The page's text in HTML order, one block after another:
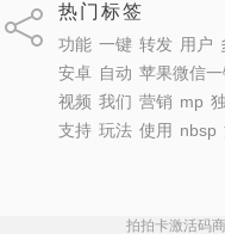
热门标签
功能 一键 转发 用户
安卓 自动 苹果微信
视频 我们 营销 mp
支持 玩法 使用 nbsp
拍拍卡激活码